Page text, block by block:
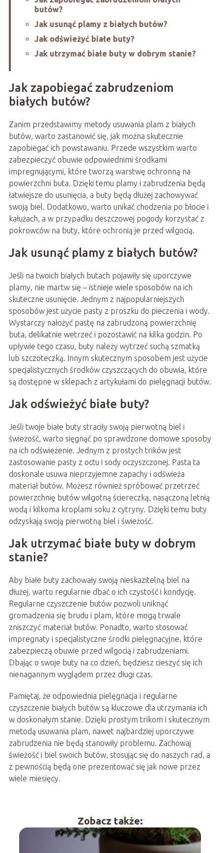
butów?
Jak usunąć plamy z białych butów?
Jak odświeżyć białe buty?
Jak utrzymać białe buty w dobrym stanie?
Jak zapobiegać zabrudzeniom
białych butów?
Zanim przedstawimy metody usuwania plam z białych
butów, warto zastanowić się, jak można skutecznie
zapobiegać ich powstawaniu. Przede wszystkim warto
zabezpieczyć obuwie odpowiednimi środkami
impregnującymi, które tworzą warstwę ochronną na
powierzchni buta. Dzięki temu plamy i zabrudzenia będą
łatwiejsze do usunięcia, a buty będą dłużej zachowywać
swoją biel. Dodatkowo, warto unikać chodzenia po błocie i
kałużach, a w przypadku deszczowej pogody korzystać z
pokrowców na buty, które ochronią je przed wilgocią.
Jak usunąć plamy z białych butów?
Jeśli na twoich białych butach pojawiły się uporczywe
plamy, nie martw się – istnieje wiele sposobów na ich
skuteczne usunięcie. Jednym z najpopularniejszych
sposobów jest użycie pasty z proszku do pieczenia i wody.
Wystarczy nałożyć pastę na zabrudzoną powierzchnię
buta, delikatnie wetrzeć i pozostawić na kilka godzin. Po
upływie tego czasu, buty należy wytrzeć suchą szmatką
lub szczoteczką. Innym skutecznym sposobem jest użycie
specjalistycznych środków czyszczących do obuwia, które
są dostępne w sklepach z artykułami do pielęgnacji butów.
Jak odświeżyć białe buty?
Jeśli twoje białe buty straciły swoją pierwotną biel i
świeżość, warto sięgnąć po sprawdzone domowe sposoby
na ich odświeżenie. Jednym z prostych trików jest
zastosowanie pasty z octu i sody oczyszczonej. Pasta ta
doskonale usuwa nieprzyjemne zapachy i odświeża
materiał butów. Możesz również spróbować przetrzeć
powierzchnię butów wilgotną ściereczką, nasączoną letnią
wodą i kilkoma kroplami soku z cytryny. Dzięki temu buty
odzyskają swoją pierwotną biel i świeżość.
Jak utrzymać białe buty w dobrym
stanie?
Aby białe buty zachowały swoją nieskazitelną biel na
dłużej, warto regularnie dbać o ich czystość i kondycję.
Regularne czyszczenie butów pozwoli uniknąć
gromadzenia się brudu i plam, które mogą trwale
zniszczyć materiał butów. Ponadto, warto stosować
impregnaty i specjalistyczne środki pielęgnacyjne, które
zabezpieczą obuwie przed wilgocią i zabrudzeniami.
Dbając o swoje buty na co dzień, będziesz cieszyć się ich
nienagannym wyglądem przez długi czas.
Pamiętaj, że odpowiednia pielęgnacja i regularne
czyszczenie białych butów są kluczowe dla utrzymania ich
w doskonałym stanie. Dzięki prostym trikom i skutecznym
metodą usuwania plam, nawet najbardziej uporczywe
zabrudzenia nie będą stanowiły problemu. Zachowaj
świeżość i biel swoich butów, stosując się do naszych rad, a
z pewnością będą one prezentować się jak nowe przez
wiele miesięcy.
Zobacz także: